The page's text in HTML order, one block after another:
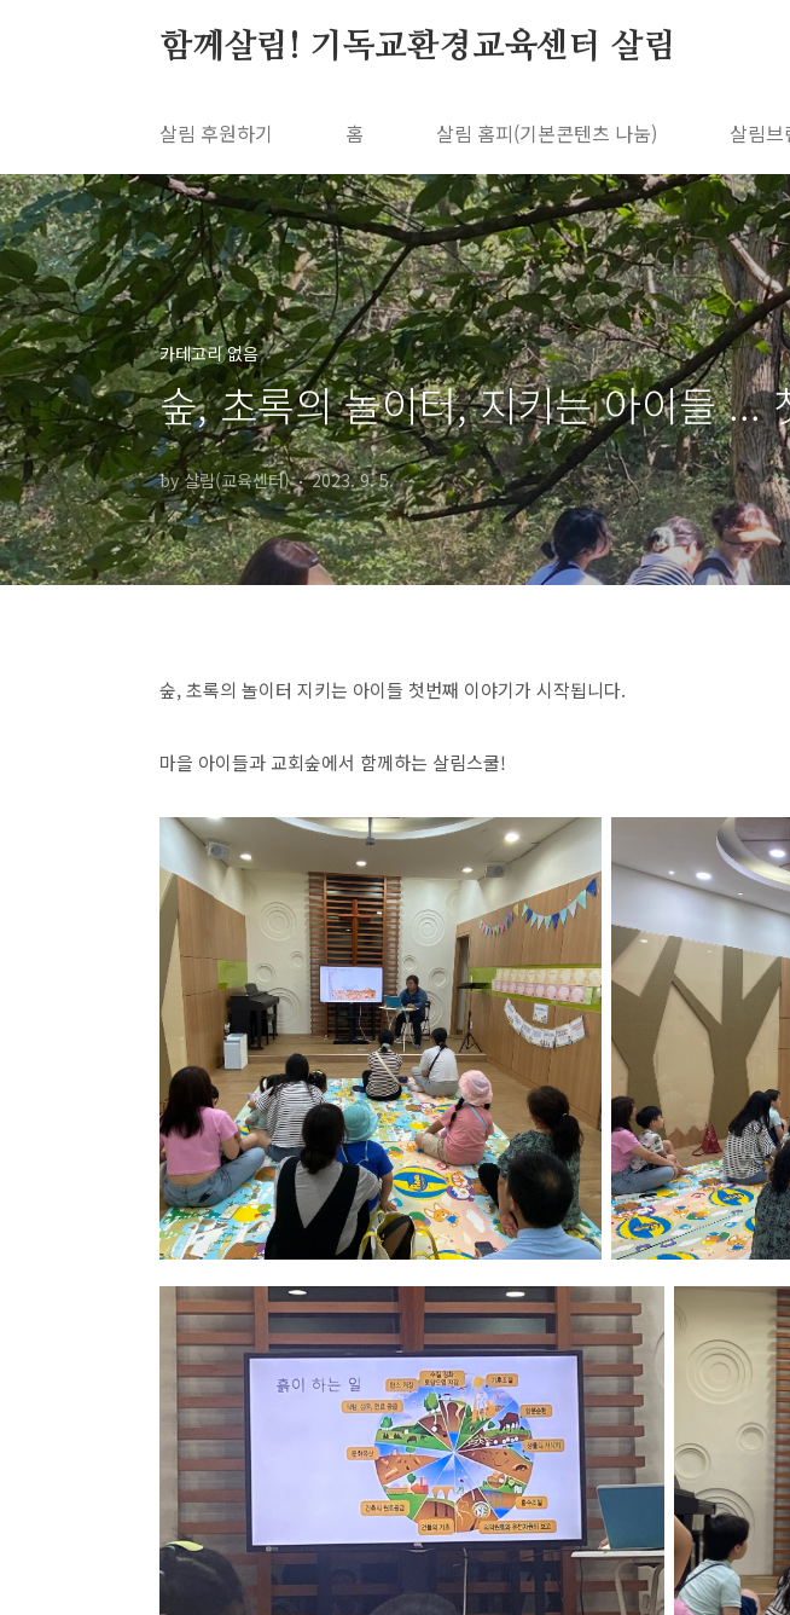
함께살림! 기독교환경교육센터 살림
살림 후원하기 홈 살림 홈피(기본콘텐츠 나눔) 살림
카테고리 없음
숲, 초록의 놀이터, 지키는 아이들 ...
by 살림(교육센터) 2023. 9. 5.
숲,초록의 놀이터 지키는 아이들 첫번째 이야기가 시작됩니다.
마을 아이들과 교회숲에서 함께하는 살림스쿨!